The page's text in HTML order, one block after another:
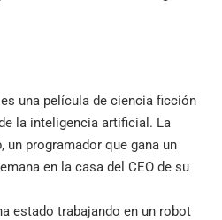
una película de ciencia ficción
la inteligencia artificial. La
un programador que gana un
en la casa del CEO de su
estado trabajando en un robot